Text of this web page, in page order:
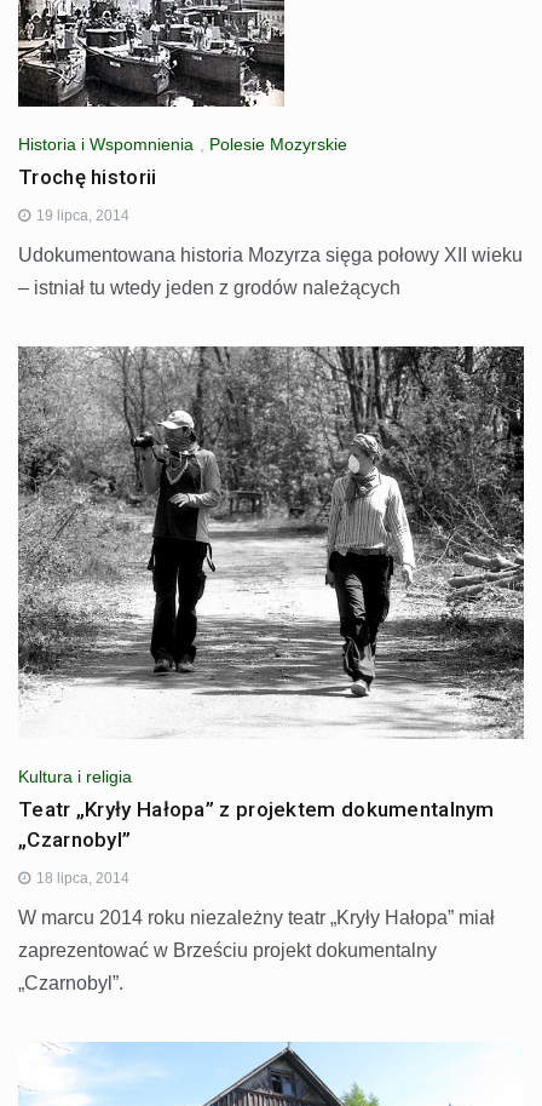
Historia i Wspomnienia , Polesie Mozyrskie
Trochę historii
19 lipca, 2014
Udokumentowana historia Mozyrza sięga połowy XII wieku
– istniał tu wtedy jeden z grodów należących
Kultura i religia
Teatr „Kryły Hałopa” z projektem dokumentalnym
„Czarnobyl”
18 lipca, 2014
W marcu 2014 roku niezależny teatr „Kryły Hałopa” miał
zaprezentować w Brześciu projekt dokumentalny
„Czarnobyl”.